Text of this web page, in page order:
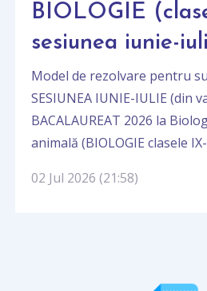
BIOLOGIE
sesiunea iunie-
Model de rezolvare pentru
SESIUNEA IUNIE-IULIE (din
BACALAUREAT 2026 la
animală (BIOLOGIE clasele
02 Jul 2026 (21:58)